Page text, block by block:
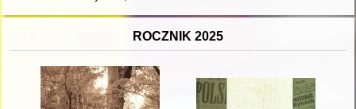
ROCZNIK 2025